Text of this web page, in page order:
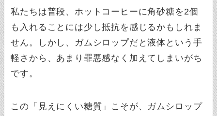
私たちは普段、ホットコーヒーに角砂糖を2個
も入れることには少し抵抗を感じるかもしれま
せん。しかし、ガムシロップだと液体という手
軽さから、あまり罪悪感なく加えてしまいがち
です。
この「見えにくい糖質」こそが、ガムシロップ